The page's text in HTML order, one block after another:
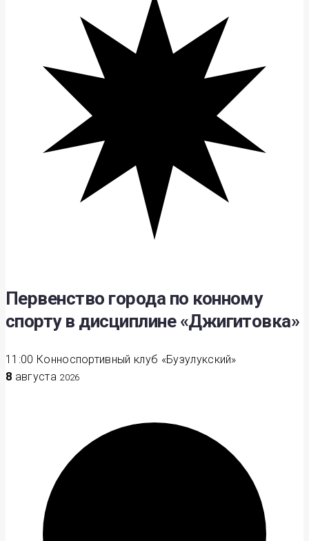
Первенство города по конному
спорту в дисциплине «Джигитовка»
11:00 Конноспортивный клуб «Бузулукский»
8 августа 2026